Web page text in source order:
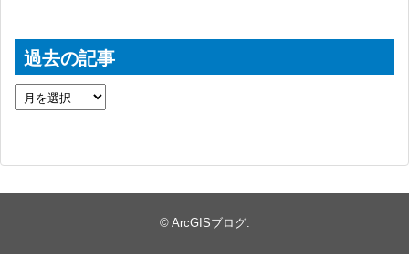
過去の記事
© ArcGISブログ.